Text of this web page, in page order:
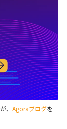
、 Agoraブログを